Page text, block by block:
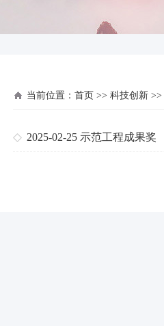
当前位置： 首页 >> 科技创新 >>
2025-02-25 示范工程成果奖